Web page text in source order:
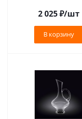
2 025₽/шт
В корзину